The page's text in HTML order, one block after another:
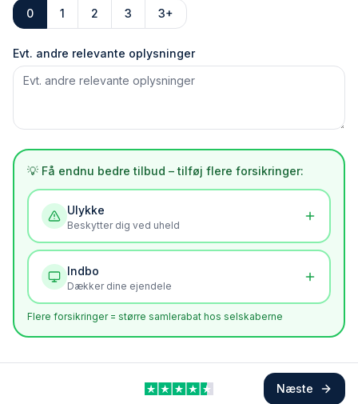
0
1 2 3 3+
Evt. andre relevante oplysninger
💡 Få endnu bedre tilbud – tilføj flere forsikringer:
Ulykke
Beskytter dig ved uheld
Indbo
Dækker dine ejendele
Flere forsikringer = større samlerabat hos selskaberne
Næste